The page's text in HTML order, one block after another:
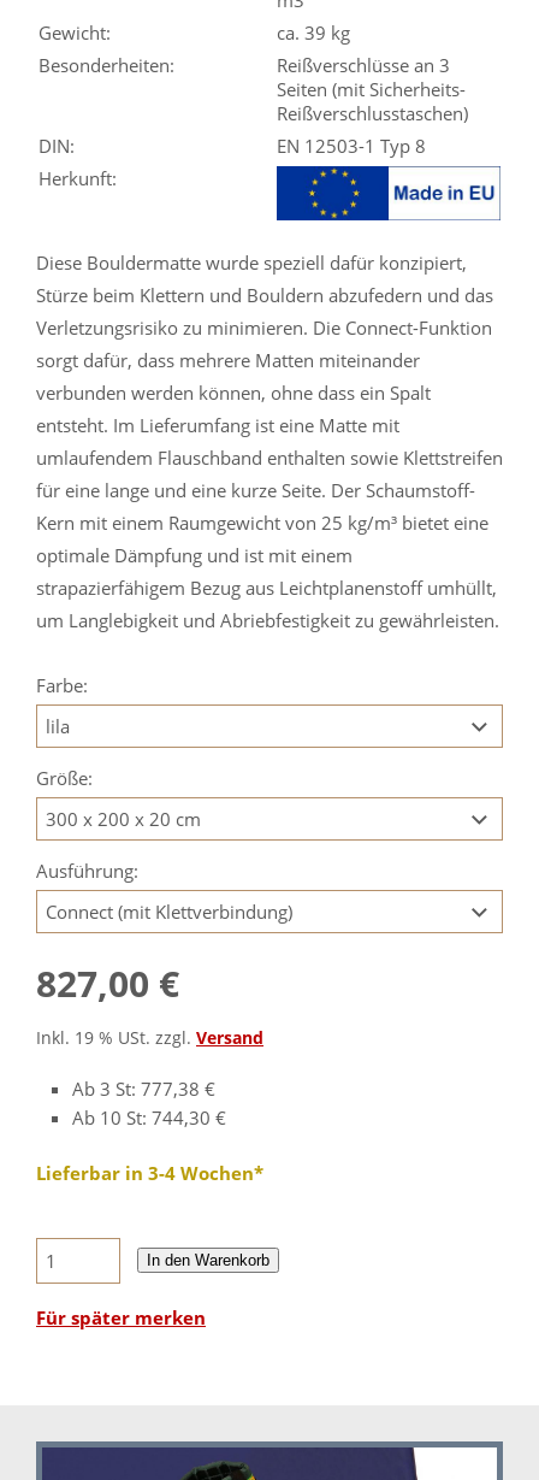
Gewicht:
ca. 39 kg
Besonderheiten:
Reißverschlüsse an 3
Seiten (mit Sicherheits-
Reißverschlusstaschen)
DIN:
EN 12503-1 Typ 8
Herkunft:
Diese Bouldermatte wurde speziell dafür konzipiert,
Stürze beim Klettern und Bouldern abzufedern und das
Verletzungsrisiko zu minimieren. Die Connect-Funktion
sorgt dafür, dass mehrere Matten miteinander
verbunden werden können, ohne dass ein Spalt
entsteht. Im Lieferumfang ist eine Matte mit
umlaufendem Flauschband enthalten sowie Klettstreifen
für eine lange und eine kurze Seite. Der Schaumstoff-
Kern mit einem Raumgewicht von 25 kg/m³ bietet eine
optimale Dämpfung und ist mit einem
strapazierfähigem Bezug aus Leichtplanenstoff umhüllt,
um Langlebigkeit und Abriebfestigkeit zu gewährleisten.
Farbe:
Größe:
Ausführung:
827,00 €
Inkl. 19 % USt. zzgl. Versand
Ab 3 St: 777,38 €
Ab 10 St: 744,30 €
Lieferbar in 3-4 Wochen*
In den Warenkorb
Für später merken